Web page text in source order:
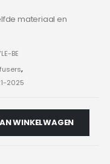
materiaal en
BE
,
2025
WINKELWAGEN